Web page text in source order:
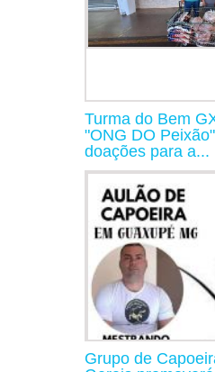
Turma do Bem
"ONG DO
doações para a...
Grupo de